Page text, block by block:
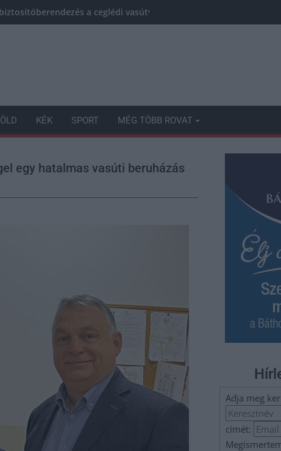
a ceglédi vasútvonalon, alapos késések
KÉK SPORT MÉG TÖBB ROVAT
egy hatalmas vasúti beruházás
Adja meg
címét: